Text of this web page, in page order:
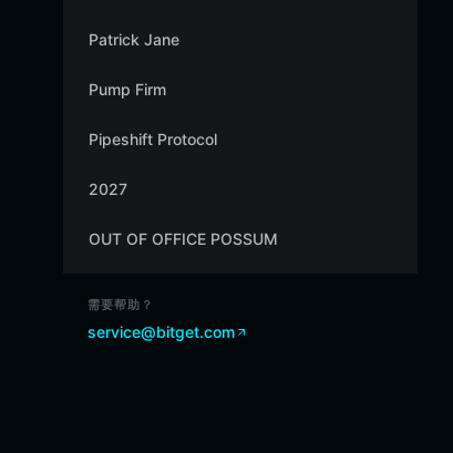
Patrick Jane
Pump Firm
Pipeshift Protocol
2027
OUT OF OFFICE POSSUM
需要帮助？
service@bitget.com